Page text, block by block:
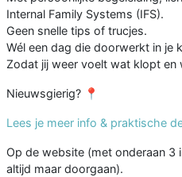
Internal Family Systems (IFS).
Geen snelle tips of trucjes.
Wél een dag die doorwerkt in je
Zodat jij weer voelt wat klopt en
Nieuwsgierig? 📍
Lees je meer info & praktische
Op de website (met onderaan 3
altijd maar doorgaan).